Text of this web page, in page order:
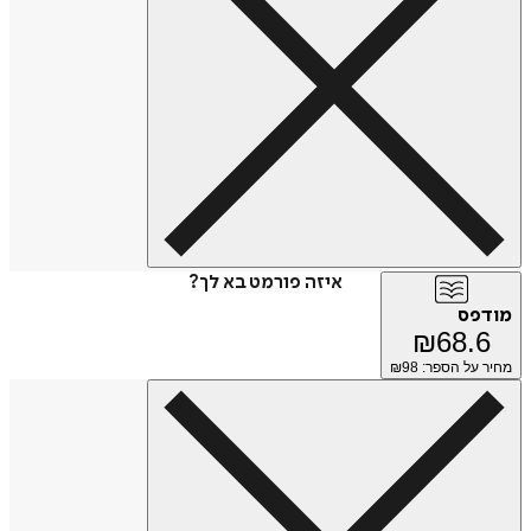
איזה פורמט בא לך?
₪
על הספר: ₪98